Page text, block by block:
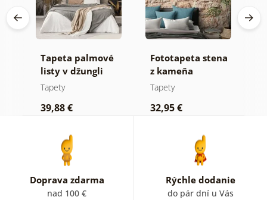
Tapeta palmové
listy v džungli
Tapety
39,88 €
Fototapeta stena
z kameňa
Tapety
32,95 €
Doprava zdarma
nad 100 €
Rýchle dodanie
do pár dní u Vás